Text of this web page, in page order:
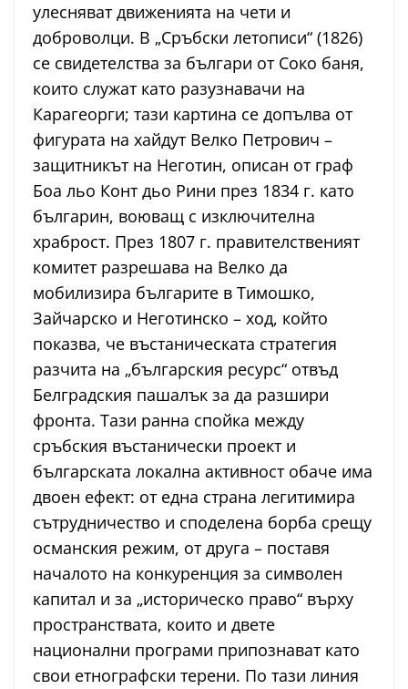
улесняват движенията на чети и
доброволци. В „Сръбски летописи“ (1826)
се свидетелства за българи от Соко баня,
които служат като разузнавачи на
Карагеорги; тази картина се допълва от
фигурата на хайдут Велко Петрович –
защитникът на Неготин, описан от граф
Боа льо Конт дьо Рини през 1834 г. като
българин, воюващ с изключителна
храброст. През 1807 г. правителственият
комитет разрешава на Велко да
мобилизира българите в Тимошко,
Зайчарско и Неготинско – ход, който
показва, че въстаническата стратегия
разчита на „българския ресурс“ отвъд
Белградския пашалък за да разшири
фронта. Тази ранна спойка между
сръбския въстанически проект и
българската локална активност обаче има
двоен ефект: от една страна легитимира
сътрудничество и споделена борба срещу
османския режим, от друга – поставя
началото на конкуренция за символен
капитал и за „историческо право“ върху
пространствата, които и двете
национални програми припознават като
свои етнографски терени. По тази линия